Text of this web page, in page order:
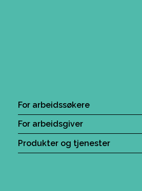
For arbeidssøkere
For arbeidsgiver
Produkter og tjenester